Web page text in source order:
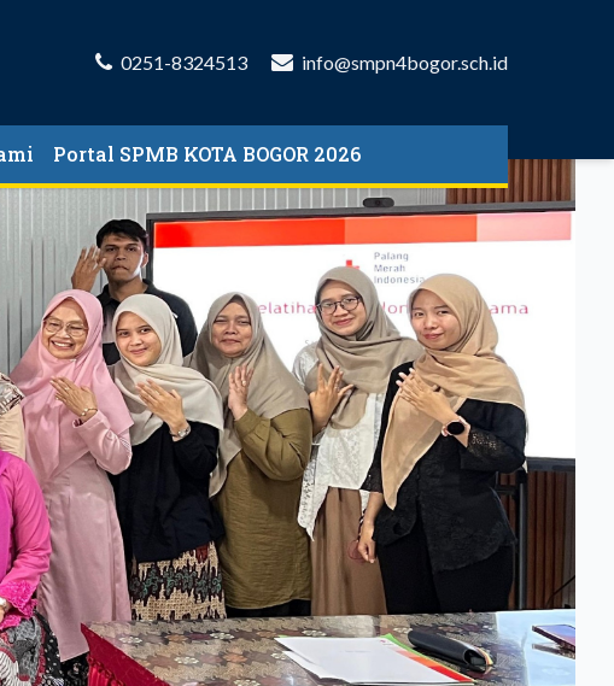
0251-8324513 info@smpn4bogor.sch.id
Portal SPMB KOTA BOGOR 2026